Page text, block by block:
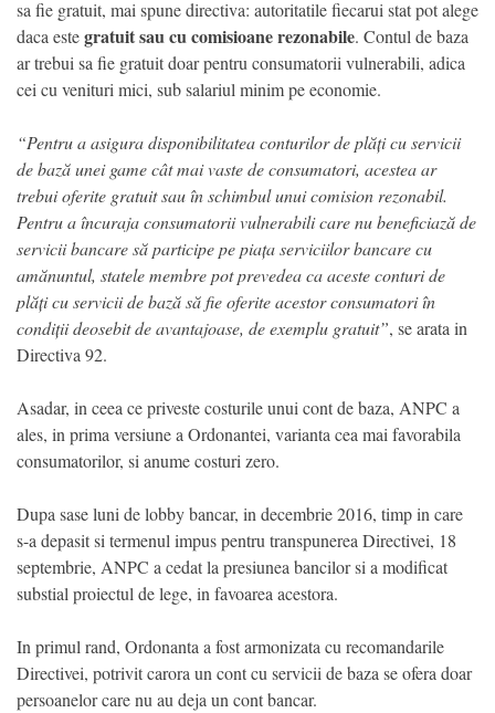
sa fie gratuit, mai spune directiva: autoritatile fiecarui stat pot alege
daca estegratuit sau cu comisioane rezonabile. Contul de baza
ar trebui sa fie gratuit doar pentru consumatorii vulnerabili, adica
cei cu venituri mici, sub salariul minim pe economie.
“Pentru a asigura disponibilitatea conturilor de plăți cu servicii
de bază unei game cât mai vaste de consumatori, acestea ar
trebui oferite gratuit sau în schimbul unui comision rezonabil.
Pentru a încuraja consumatorii vulnerabili care nu beneficiază de
servicii bancare să participe pe piața serviciilor bancare cu
amănuntul, statele membre pot prevedea ca aceste conturi de
plăți cu servicii de bază să fie oferite acestor consumatori în
condiții deosebit de avantajoase, de exemplu gratuit”, se arata in
Directiva 92.
Asadar, in ceea ce priveste costurile unui cont de baza, ANPC a
ales, in prima versiune a Ordonantei, varianta cea mai favorabila
consumatorilor, si anume costuri zero.
Dupa sase luni de lobby bancar, in decembrie 2016, timp in care
s-a depasit si termenul impus pentru transpunerea Directivei, 18
septembrie, ANPC a cedat la presiunea bancilor si a modificat
substial proiectul de lege, in favoarea acestora.
In primul rand, Ordonanta a fost armonizata cu recomandarile
Directivei, potrivit carora un cont cu servicii de baza se ofera doar
persoanelor care nu au deja un cont bancar.